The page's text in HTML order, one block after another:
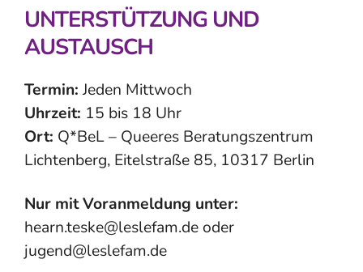
UNTERSTÜTZUNG UND
AUSTAUSCH
Termin:Jeden Mittwoch
Uhrzeit: 15 bis 18 Uhr
Ort: Q*BeL – Queeres Beratungszentrum
Lichtenberg, Eitelstraße 85, 10317 Berlin
Nur mit Voranmeldung unter:
hearn.teske@leslefam.de oder
jugend@leslefam.de